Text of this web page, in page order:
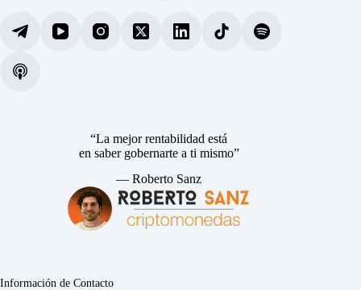
“La mejor rentabilidad está
en saber gobernarte a ti mismo”
— Roberto Sanz
Información de Contacto